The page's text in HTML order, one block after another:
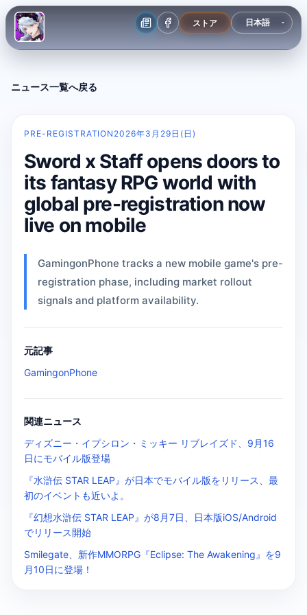
ストア
ニュース一覧へ戻る
PRE-REGISTRATION 2026年3月29日(日)
Sword x Staff opens doors to
its fantasy RPG world with
global pre-registration now
live on mobile
GamingonPhone tracks a new mobile game's pre-
registration phase, including market rollout
signals and platform availability.
元記事
GamingonPhone
関連ニュース
ディズニー・イプシロン・ミッキー リブレイズド、9月16
日にモバイル版登場
『水滸伝 STAR LEAP』が日本でモバイル版をリリース、最
初のイベントも近いよ。
『幻想水滸伝 STAR LEAP』が8月7日、日本版iOS/Android
でリリース開始
Smilegate、新作MMORPG『Eclipse: The Awakening』を9
月10日に登場！